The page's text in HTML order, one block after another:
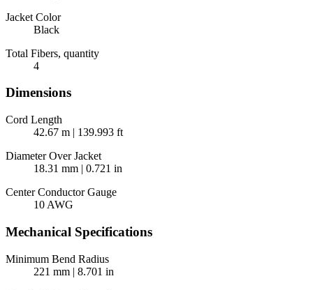
Jacket Color
Black
Total Fibers, quantity
4
Dimensions
Cord Length
42.67 m | 139.993 ft
Diameter Over Jacket
18.31 mm | 0.721 in
Center Conductor Gauge
10 AWG
Mechanical Specifications
Minimum Bend Radius
221 mm | 8.701 in